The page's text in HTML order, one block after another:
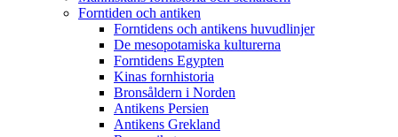
Forntiden och antiken
Forntidens och antikens huvudlinjer
De mesopotamiska kulturerna
Forntidens Egypten
Kinas fornhistoria
Bronsåldern i Norden
Antikens Persien
Antikens Grekland